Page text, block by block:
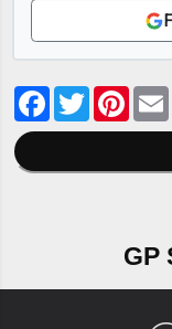
Facebook
Twitter
GP